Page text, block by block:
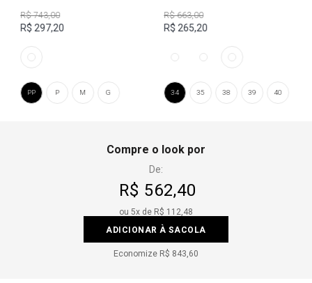
R$ 743,00
R$ 297,20
G
M
P
PP
R$ 663,00
R$ 265,20
34 35 38 39 40
Compre o look por
De:
R$ 562,40
ou 5x de R$ 112,48
ADICIONAR À SACOLA
Economize R$ 843,60